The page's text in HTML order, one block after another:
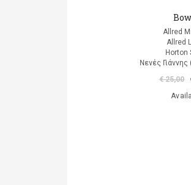
Allred
Allred
Horton
Νενές
€ 25,00